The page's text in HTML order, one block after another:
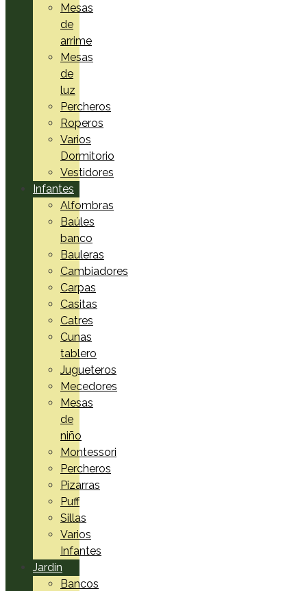
Mesas
de
arrime
Mesas
de
luz
Percheros
Roperos
Varios
Dormitorio
Vestidores
Infantes
Alfombras
Baúles
banco
Bauleras
Cambiadores
Carpas
Casitas
Catres
Cunas
tablero
Jugueteros
Mecedores
Mesas
de
niño
Montessori
Percheros
Pizarras
Puff
Sillas
Varios
Infantes
Jardín
Bancos